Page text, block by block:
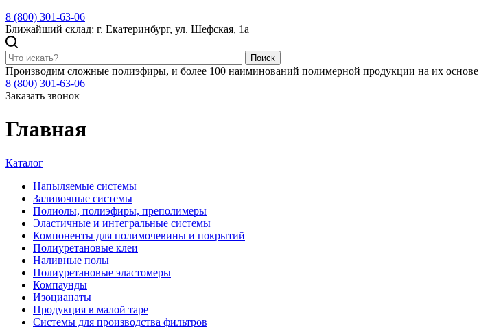
8 (800) 301-63-06
Ближайший склад: г. Екатеринбург, ул. Шефская, 1а
Поиск
Производим сложные полиэфиры, и более 100 наиминований полимерной продукции на их основе
8 (800) 301-63-06
Заказать звонок
Главная
Каталог
Напыляемые системы
Заливочные системы
Полиолы, полиэфиры, преполимеры
Эластичные и интегральные системы
Компоненты для полимочевины и покрытий
Полиуретановые клеи
Наливные полы
Полиуретановые эластомеры
Компаунды
Изоцианаты
Продукция в малой таре
Системы для производства фильтров